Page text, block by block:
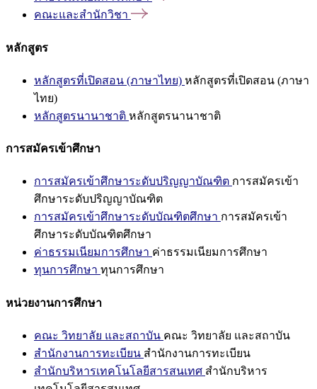
คณะและสำนักวิชา
หลักสูตร
หลักสูตรที่เปิดสอน (ภาษาไทย) หลักสูตรที่เปิดสอน (ภาษา
ไทย)
หลักสูตรนานาชาติ หลักสูตรนานาชาติ
การสมัครเข้าศึกษา
การสมัครเข้าศึกษาระดับปริญญาบัณฑิต การสมัครเข้า
ศึกษาระดับปริญญาบัณฑิต
การสมัครเข้าศึกษาระดับบัณฑิตศึกษา การสมัครเข้า
ศึกษาระดับบัณฑิตศึกษา
ค่าธรรมเนียมการศึกษา ค่าธรรมเนียมการศึกษา
ทุนการศึกษา ทุนการศึกษา
หน่วยงานการศึกษา
คณะ วิทยาลัย และสถาบัน คณะ วิทยาลัย และสถาบัน
สำนักงานการทะเบียน สำนักงานการทะเบียน
สำนักบริหารเทคโนโลยีสารสนเทศ สำนักบริหาร